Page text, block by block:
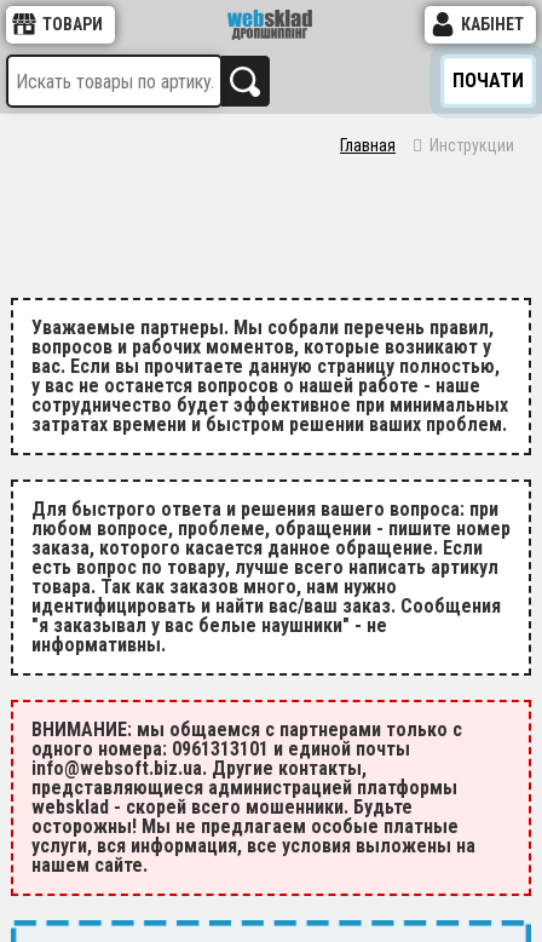
ТОВАРИ КАБІНЕТ
ПОЧАТИ
Главная Инструкции
Уважаемые партнеры. Мы собрали перечень правил,
вопросов и рабочих моментов, которые возникают у
вас. Если вы прочитаете данную страницу полностью,
у вас не останется вопросов о нашей работе - наше
сотрудничество будет эффективное при минимальных
затратах времени и быстром решении ваших проблем.
Для быстрого ответа и решения вашего вопроса: при
любом вопросе, проблеме, обращении - пишите номер
заказа, которого касается данное обращение. Если
есть вопрос по товару, лучше всего написать артикул
товара. Так как заказов много, нам нужно
идентифицировать и найти вас/ваш заказ. Сообщения
"я заказывал у вас белые наушники" - не
информативны.
ВНИМАНИЕ: мы общаемся с партнерами только с
одного номера: 0961313101 и единой почты
info@websoft.biz.ua. Другие контакты,
представляющиеся администрацией платформы
websklad - скорей всего мошенники. Будьте
осторожны! Мы не предлагаем особые платные
услуги, вся информация, все условия выложены на
нашем сайте.